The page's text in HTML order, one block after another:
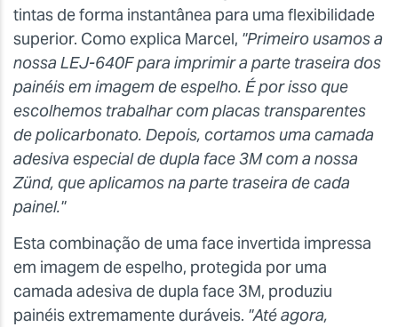
tintas de forma instantânea para uma flexibilidade
superior. Como explica Marcel, "Primeiro usamos a
nossa LEJ-640F para imprimir a parte traseira dos
painéis em imagem de espelho. É por isso que
escolhemos trabalhar com placas transparentes
de policarbonato. Depois, cortamos uma camada
adesiva especial de dupla face 3M com a nossa
Zünd, que aplicamos na parte traseira de cada
painel."
Esta combinação de uma face invertida impressa
em imagem de espelho, protegida por uma
camada adesiva de dupla face 3M, produziu
painéis extremamente duráveis. "Até agora,